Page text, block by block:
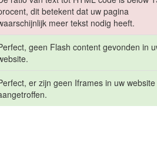
dit betekent dat uw pagina
meer tekst nodig heeft.
geen Flash content gevonden in
er zijn geen Iframes in uw website